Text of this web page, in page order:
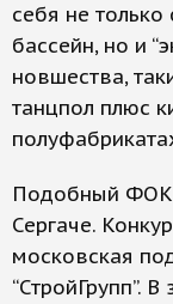
себя не только
бассейн, но и
новшества,
танцпол плюс
Подобный ФОК
Сергаче.
московская
“СтройГрупп”.